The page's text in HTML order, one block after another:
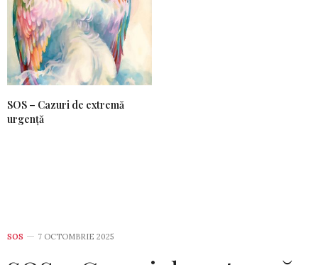
SOS – Cazuri de extremă
urgență
SOS 7 OCTOMBRIE 2025